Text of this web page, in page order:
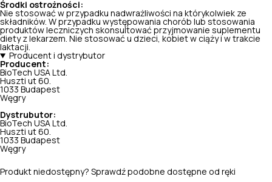
Środki ostrożności:
Nie stosować w przypadku nadwrażliwości na którykolwiek ze
składników. W przypadku występowania chorób lub stosowania
produktów leczniczych skonsultować przyjmowanie suplementu
diety z lekarzem. Nie stosować u dzieci, kobiet w ciąży i w trakcie
laktacji.
Producent i dystrybutor
Producent:
BioTech USA Ltd.
Huszti ut 60.
1033 Budapest
Węgry
Dystrubutor:
BioTech USA Ltd.
Huszti ut 60.
1033 Budapest
Węgry
Produkt niedostępny? Sprawdź podobne dostępne od ręki